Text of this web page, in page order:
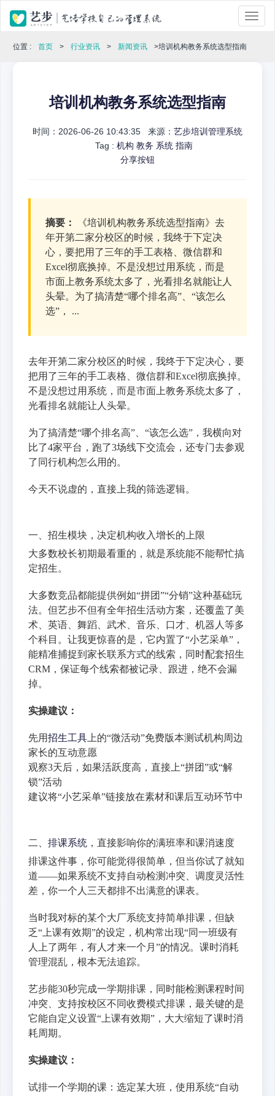
位置 : 首页 > 行业资讯 > 新闻资讯 >培训机构教务系统选型指南
培训机构教务系统选型指南
时间：2026-06-26 10:43:35 来源： 艺步培训管理系统
Tag : 机构 教务 系统 指南
分享按钮
摘要：
《培训机构教务系统选型指南》去
年开第二家分校区的时候，我终于下定决
心，要把用了三年的手工表格、微信群和
Excel彻底换掉。不是没想过用系统，而是
市面上教务系统太多了，光看排名就能让人
头晕。为了搞清楚“哪个排名高”、“该怎么
选”， ...
去年开第二家分校区的时候，我终于下定决心，要
把用了三年的手工表格、微信群和Excel彻底换掉。
不是没想过用系统，而是市面上教务系统太多了，
光看排名就能让人头晕。
为了搞清楚“哪个排名高”、“该怎么选”，我横向对
比了4家平台，跑了3场线下交流会，还专门去参观
了同行机构怎么用的。
今天不说虚的，直接上我的筛选逻辑。
一、招生模块，决定机构收入增长的上限
大多数校长初期最看重的，就是系统能不能帮忙搞
定招生。
大多数竞品都能提供例如“拼团”“分销”这种基础玩
法。但艺步不但有全年招生活动方案，还覆盖了美
术、英语、舞蹈、武术、音乐、口才、机器人等多
个科目。让我更惊喜的是，它内置了“小艺采单”，
能精准捕捉到家长联系方式的线索，同时配套招生
CRM，保证每个线索都被记录、跟进，绝不会漏
掉。
实操建议：
先用招生工具 上的“微活动”免费版本测试机构周边
家长的互动意愿
观察3天后，如果活跃度高，直接上“拼团”或“解
锁”活动
建议将“小艺采单”链接放在素材和课后互动环节中
二、 排课系统 ，直接影响你的满班率和课消速度
排课这件事，你可能觉得很简单，但当你试了就知
道——如果系统不支持自动检测冲突、调度灵活性
差，你一个人三天都排不出满意的课表。
当时我对标的某个大厂系统支持简单排课，但缺
乏“上课有效期”的设定，机构常出现“同一班级有
人上了两年，有人才来一个月”的情况。课时消耗
管理混乱，根本无法追踪。
艺步能30秒完成一学期排课，同时能检测课程时间
冲突、支持按校区不同收费模式排课，最关键的是
它能自定义设置“上课有效期”，大大缩短了课时消
耗周期。
实操建议：
试排一个学期的课：选定某大班，使用系统“自动